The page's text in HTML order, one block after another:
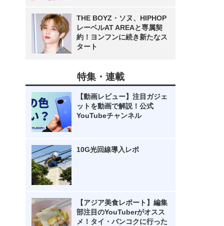
THE BOYZ・ソヌ、HIPHOP
レーベルAT AREAと専属契
約！ヨンフンに続き新たなス
タート
特集・連載
【動画レビュー】注目ガジェ
ットを動画で解説！公式
YouTubeチャンネル
10G光回線導入レポ
【アジア美食レポート】編集
部注目のYouTuberがオスス
メ！タイ・バンコクに行った